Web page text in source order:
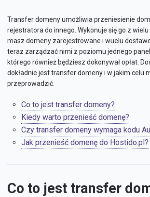
Transfer domeny umożliwia przeniesienie
rejestratora do innego. Wykonuje się go z
masz domeny zarejestrowane i wuelu
teraz zarządzać nimi z poziomu jednego
którego również będziesz dokonywał opłat.
dokładnie jest transfer domeny i w jakim celu
przeprowadzić.
Co to jest transfer domeny?
Kiedy warto przenieść domenę?
Czy transfer domeny wymaga kodu
Jak przenieść domenę do Hostido.pl?
Co to jest transfer